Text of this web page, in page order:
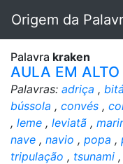
Origem da
Palavra kraken
AULA EM ALTO
Palavras: adriça ,
bússola , convés ,
, leme , leviatã ,
nave , navio , popa ,
tripulação , tsunami ,